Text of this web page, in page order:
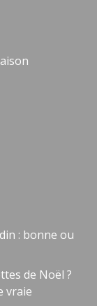
: bonne ou
de Noël ?
vraie